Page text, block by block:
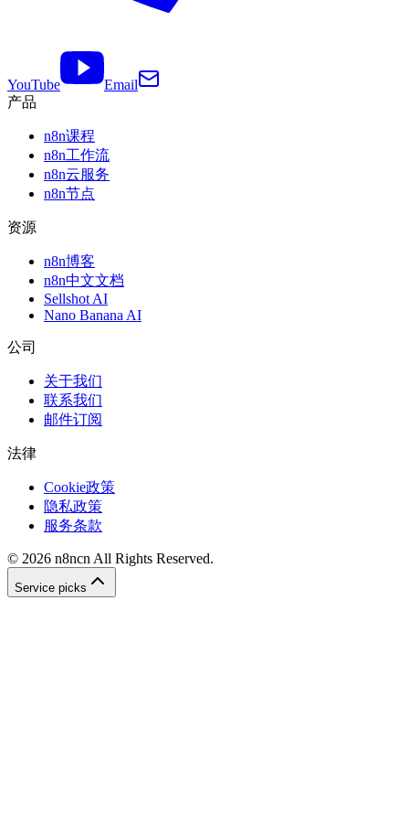
YouTube
Email
产品
n8n课程
n8n工作流
n8n云服务
n8n节点
资源
n8n博客
n8n中文文档
Sellshot AI
Nano Banana AI
公司
关于我们
联系我们
邮件订阅
法律
Cookie政策
隐私政策
服务条款
© 2026 n8ncn All Rights Reserved.
Service picks